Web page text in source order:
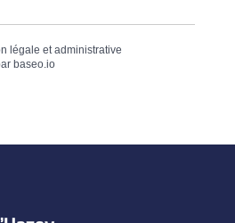
légale et administrative
baseo.io